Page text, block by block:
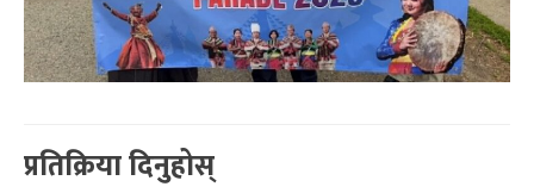
प्रतिक्रिया दिनुहोस्